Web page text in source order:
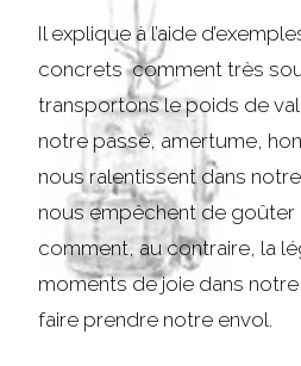
Il explique à l’aide
concrets comment très
transportons le poids de
notre passé, amertume,
nous ralentissent dans
nous empêchent de goûter
comment, au contraire, la
moments de joie dans
faire prendre notre envol.